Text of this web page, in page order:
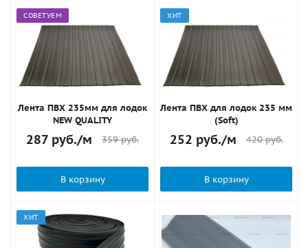
СОВЕТУЕМ
Лента ПВХ 235мм для лодок
NEW QUALITY
287 руб./м 359руб.
В корзину
ХИТ
Лента ПВХ для лодок 235 мм
(Soft)
252 руб./м 420руб.
В корзину
ХИТ